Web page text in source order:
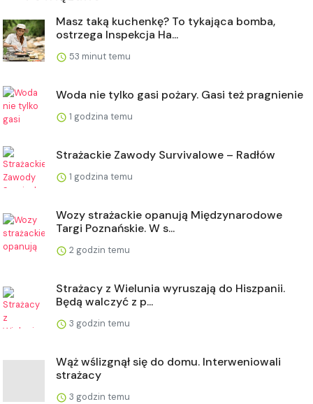
Masz taką kuchenkę? To tykająca bomba,
ostrzega Inspekcja Ha...
53 minut temu
Woda nie tylko gasi pożary. Gasi też pragnienie
1 godzina temu
Strażackie Zawody Survivalowe – Radłów
1 godzina temu
Wozy strażackie opanują Międzynarodowe
Targi Poznańskie. W s...
2 godzin temu
Strażacy z Wielunia wyruszają do Hiszpanii.
Będą walczyć z p...
3 godzin temu
Wąż wślizgnął się do domu. Interweniowali
strażacy
3 godzin temu